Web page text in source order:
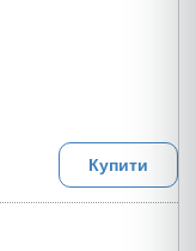
Купити